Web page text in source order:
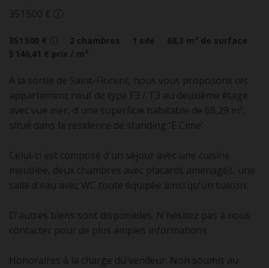
351 500 €
351 500 € 2 chambres 1 sde 68,3 m² de surface
5 146,41 € prix / m²
A la sortie de Saint-Florent, nous vous proposons cet
appartement neuf de type F3 / T3 au deuxième étage
avec vue mer, d'une superficie habitable de 68,29 m²,
situé dans la résidence de standing 'E Cime'.
Celui-ci est composé d'un séjour avec une cuisine
meublée, deux chambres avec placards aménagés, une
salle d'eau avec WC toute équipée ainsi qu'un balcon.
D'autres biens sont disponibles. N'hésitez pas à nous
contacter pour de plus amples informations.
Honoraires à la charge du vendeur. Non soumis au